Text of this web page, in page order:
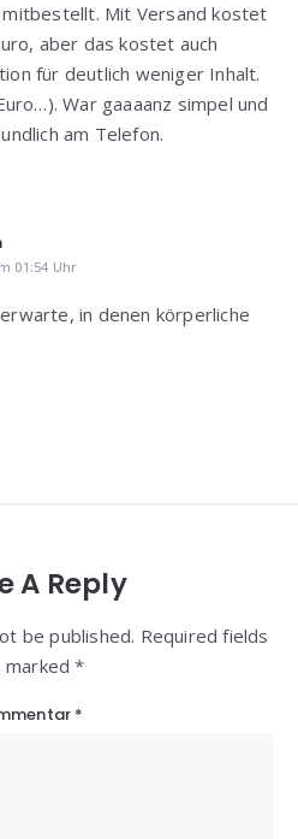
Mit Versand kostet
aber das kostet auch
für deutlich weniger Inhalt.
War gaaaanz simpel und
am Telefon.
01:54 Uhr
in denen körperliche
A Reply
be published. Required fields
marked *
*